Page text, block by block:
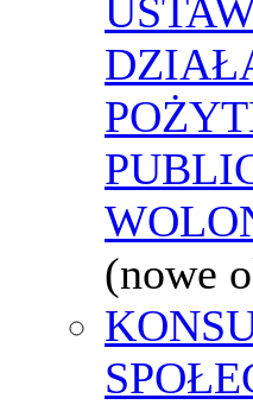
(nowe